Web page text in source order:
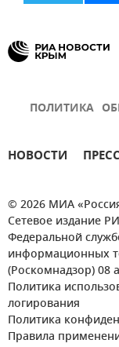
ПОЛИТИКА
НОВОСТИ
© 2026 МИА
Сетевое издание
Федеральной
информационных
(Роскомнадзор) 08
Политика
логирования
Политика
Правила